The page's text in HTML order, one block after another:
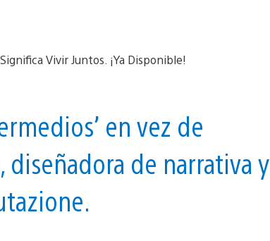
en vez de
diseñadora de narrativa y